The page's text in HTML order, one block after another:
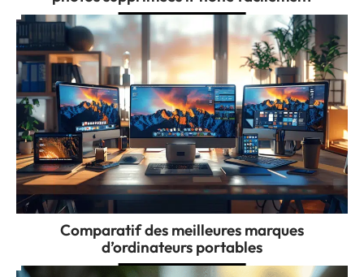
Comparatif des meilleures marques
d’ordinateurs portables